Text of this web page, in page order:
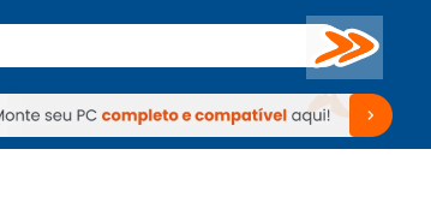
Buscar
Periféricos TV Venda no KaBuM!
TV Venda no KaBuM!